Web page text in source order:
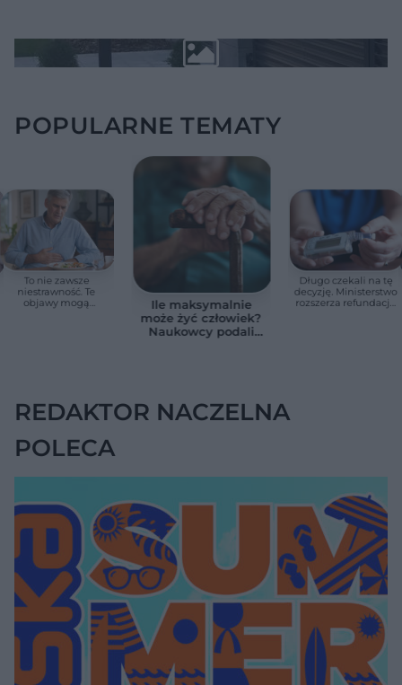
POPULARNE TEMATY
To nie zawsze
niestrawność. Te
objawy mogą
Ile maksymalnie
może żyć człowiek?
Naukowcy podali
Długo czekali na tę
decyzję. Ministerstwo
rozszerza refundację
REDAKTOR NACZELNA
POLECA